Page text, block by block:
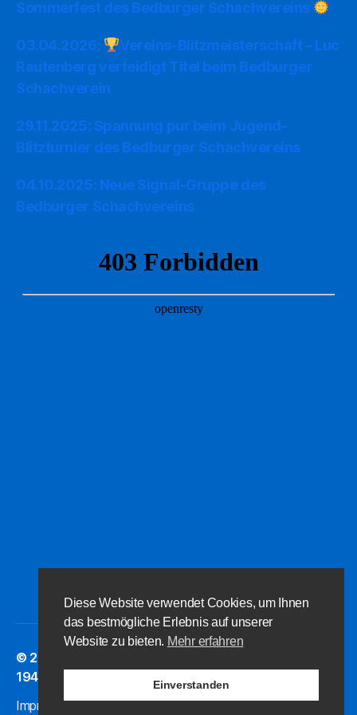
Sommerfest des Bedburger Schachvereins
03.04.2026:
Vereins-Blitzmeisterschaft – Luc
Rautenberg verteidigt Titel beim Bedburger
Schachverein
29.11.2025: Spannung pur beim Jugend-
Blitzturnier des Bedburger Schachvereins
04.10.2025: Neue Signal-Gruppe des
Bedburger Schachvereins
© 2026
1947 e.V.
Impressum & Datenschutz
Diese Website verwendet Cookies, um Ihnen
das bestmögliche Erlebnis auf unserer
Website zu bieten. Mehr erfahren
Einverstanden